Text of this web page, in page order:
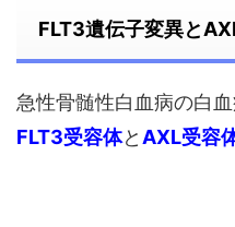
FLT3遺伝子変異と
急性骨髄性白血病の白
FLT3受容体と AXL受容